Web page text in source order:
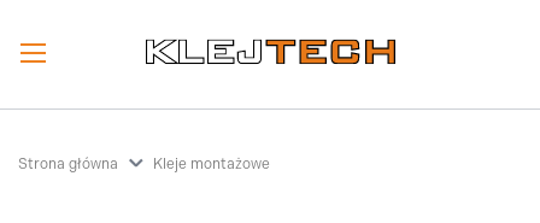
Strona główna Kleje montażowe